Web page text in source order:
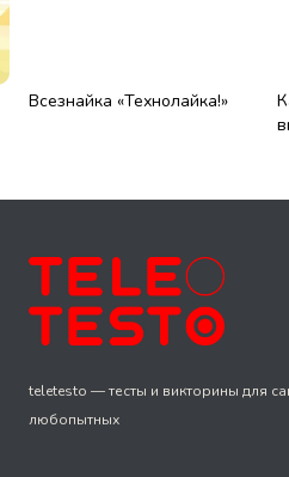
Всезнайка «Технолайка!»
teletesto — тесты и викторины для
любопытных